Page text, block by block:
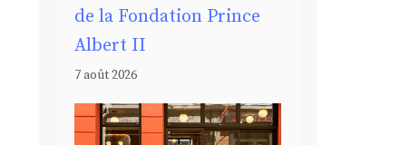
de la Fondation Prince
Albert II
7 août 2026